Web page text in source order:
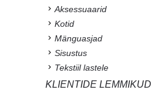
Aksessuaarid
Kotid
Mänguasjad
Sisustus
Tekstiil lastele
KLIENTIDE LEMMIKUD